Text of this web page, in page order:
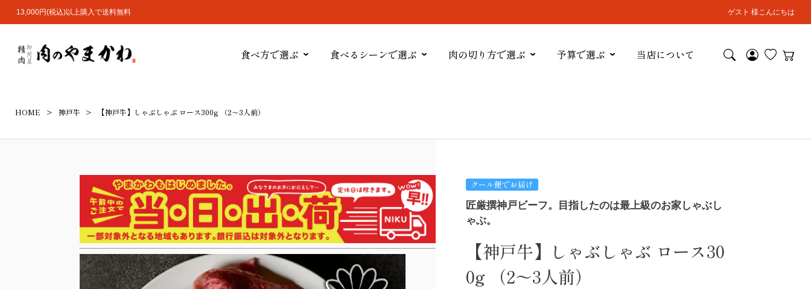
13,000円(税込)以上購入で送料無料 ゲスト 様こんにちは
食べ方で選ぶ 食べるシーンで選ぶ 肉の切り方で選ぶ 予算で選ぶ 当店について
HOME 神戸牛 【神戸牛】しゃぶしゃぶ ロース300g （2～3人前）
クール便でお届け
匠厳撰神戸ビーフ。目指したのは最上級のお家しゃぶし
ゃぶ。
【神戸牛】しゃぶしゃぶ ロース30
0g （2～3人前）